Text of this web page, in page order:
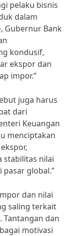
pelaku bisnis
dalam
Gubernur Bank
kondusif,
ekspor dan
impor.”
juga harus
dari
Keuangan
menciptakan
stabilitas nilai
global.”
dan nilai
saling terkait
Tantangan dan
motivasi